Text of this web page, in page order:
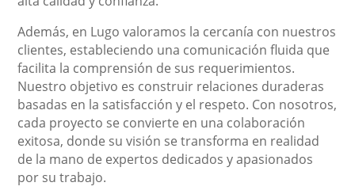
Además, en Lugo valoramos la cercanía con nuestros
clientes, estableciendo una comunicación fluida que
facilita la comprensión de sus requerimientos.
Nuestro objetivo es construir relaciones duraderas
basadas en la satisfacción y el respeto. Con nosotros,
cada proyecto se convierte en una colaboración
exitosa, donde su visión se transforma en realidad
de la mano de expertos dedicados y apasionados
por su trabajo.